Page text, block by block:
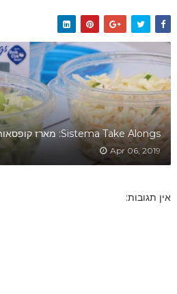
Sistema Take Alongs: מארז קופסאות איכותיות
Apr 06, 2019
אין תגובות: